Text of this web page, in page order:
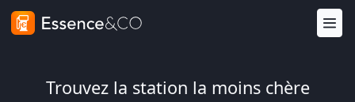
Trouvez la station la moins chère